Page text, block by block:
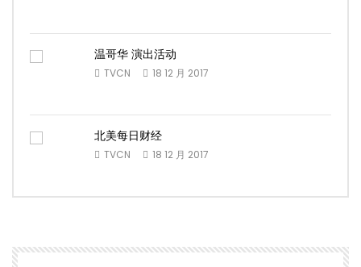
温哥华 演出活动
TVCN 18 12 月 2017
北美每日财经
TVCN 18 12 月 2017